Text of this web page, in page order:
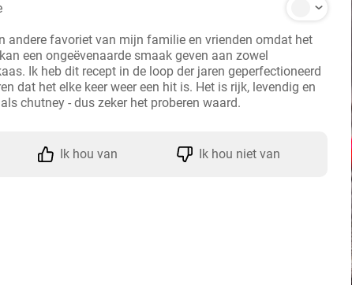
andere favoriet van mijn familie en vrienden omdat het
een ongeëvenaarde smaak geven aan zowel
Ik heb dit recept in de loop der jaren geperfectioneerd
dat het elke keer weer een hit is. Het is rijk, levendig en
Ik hou van Ik hou niet van